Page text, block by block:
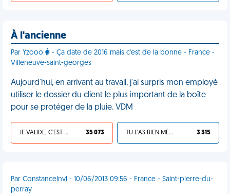
À l'ancienne
Par Yzooo
- Ça date de 2016 mais c'est de la bonne - France -
Villeneuve-saint-georges
Aujourd'hui, en arrivant au travail, j'ai surpris mon employé
utiliser le dossier du client le plus important de la boîte
pour se protéger de la pluie. VDM
JE VALIDE, C'EST UNE VDM 35 073 TU L'AS BIEN MÉRITÉ 3 315
Par Constancelnvl - 10/06/2013 09:56 - France - Saint-pierre-du-
perray